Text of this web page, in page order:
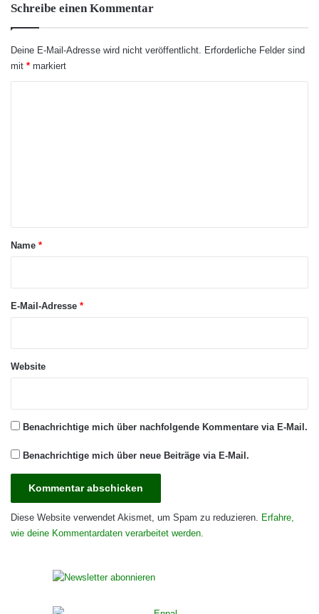
Schreibe einen Kommentar
Deine E-Mail-Adresse wird nicht veröffentlicht. Erforderliche Felder sind
mit * markiert
a
Name *
E-Mail-Adresse *
Website
Benachrichtige mich über nachfolgende Kommentare via E-Mail.
Benachrichtige mich über neue Beiträge via E-Mail.
Diese Website verwendet Akismet, um Spam zu reduzieren. Erfahre,
wie deine Kommentardaten verarbeitet werden.